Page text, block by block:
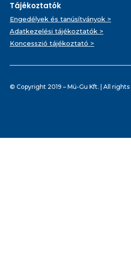
Tájékoztatók
Engedélyek és tanúsítványok >
Adatkezelési tájékoztatók >
Koncesszió tájékoztató >
© Copyright 2019 – Mü-Gu Kft. | All rights